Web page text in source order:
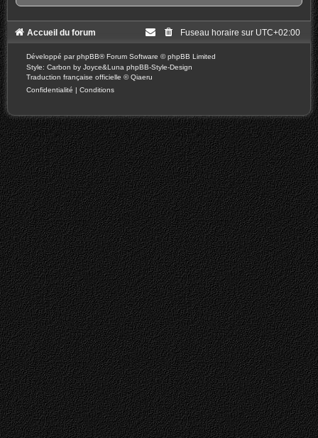
Accueil du forum Fuseau horaire sur UTC+02:00
Développé parphpBB® Forum Software © phpBB Limited
Style: Carbon by Joyce&Luna phpBB-Style-Design
Traduction française officielle ©Qiaeru
Confidentialité | Conditions